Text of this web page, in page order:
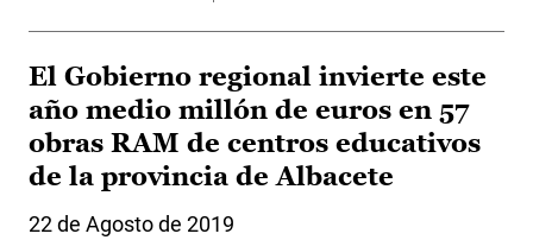
El Gobierno regional invierte este
año medio millón de euros en 57
obras RAM de centros educativos
de la provincia de Albacete
22 de Agosto de 2019